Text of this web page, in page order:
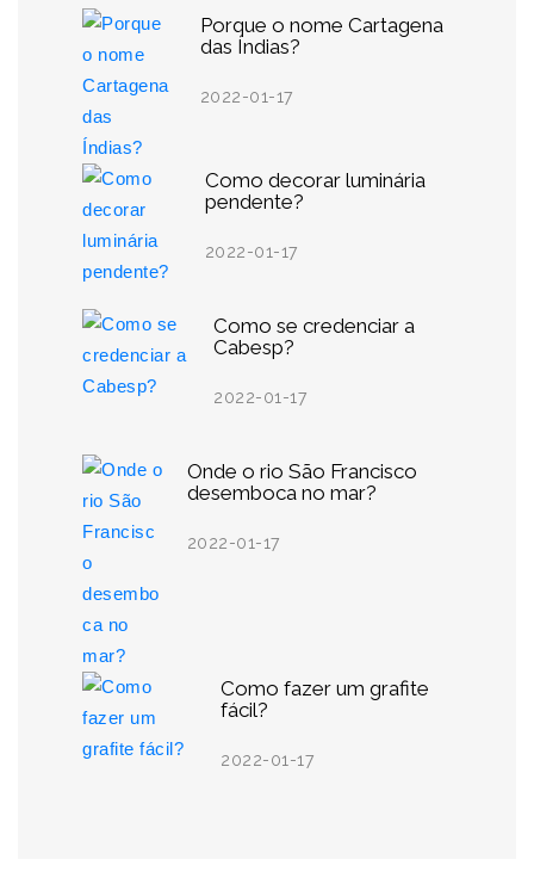
Porque o nome Cartagena
das Índias?
2022-01-17
Como decorar luminária
pendente?
2022-01-17
Como se credenciar a
Cabesp?
2022-01-17
Onde o rio São Francisco
desemboca no mar?
2022-01-17
Como fazer um grafite
fácil?
2022-01-17